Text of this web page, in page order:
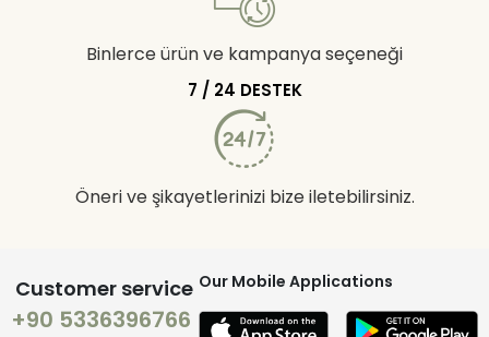
Binlerce ürün ve kampanya seçeneği
7 / 24 DESTEK
Öneri ve şikayetlerinizi bize iletebilirsiniz.
Customer service
+90 5336396766
Our Mobile Applications